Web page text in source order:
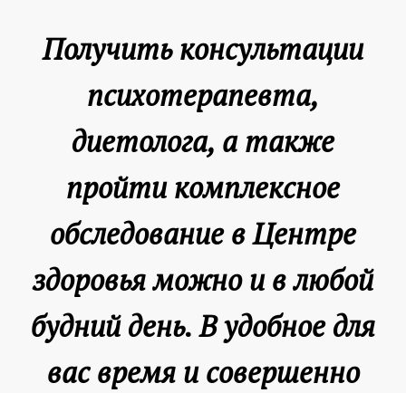
Получить консультации
психотерапевта,
диетолога, а также
пройти комплексное
обследование в Центре
здоровья можно и в любой
будний день. В удобное для
вас время и совершенно